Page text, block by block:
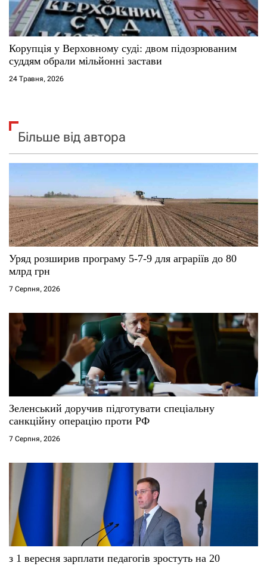
Корупція у Верховному суді: двом підозрюваним
суддям обрали мільйонні застави
24 Травня, 2026
Більше від автора
Уряд розширив програму 5-7-9 для аграріїв до 80
млрд грн
7 Серпня, 2026
Зеленський доручив підготувати спеціальну
санкційну операцію проти РФ
7 Серпня, 2026
з 1 вересня зарплати педагогів зростуть на 20